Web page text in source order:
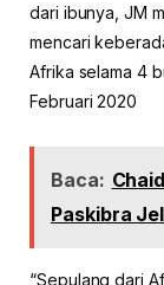
dari ibunya, JM
mencari
Afrika selama 4
Februari 2020
Baca:
Paskibra
“Sepulang dari